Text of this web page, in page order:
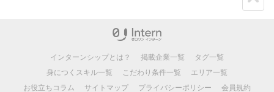
インターンシップとは？ 掲載企業一覧
タグ一覧
身につくスキル一覧
こだわり条件一覧
エリア一覧
お役立ちコラム
サイトマップ プライバシーポリシー 会員規約